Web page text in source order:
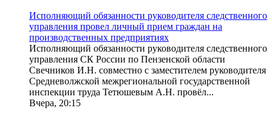
Исполняющий обязанности руководителя следственного
управления провел личный прием граждан на
производственных предприятиях
Исполняющий обязанности руководителя следственного
управления СК России по Пензенской области
Свечников И.Н. совместно с заместителем руководителя
Средневолжской межрегиональной государственной
инспекции труда Тетюшевым А.Н. провёл...
Вчера, 20:15